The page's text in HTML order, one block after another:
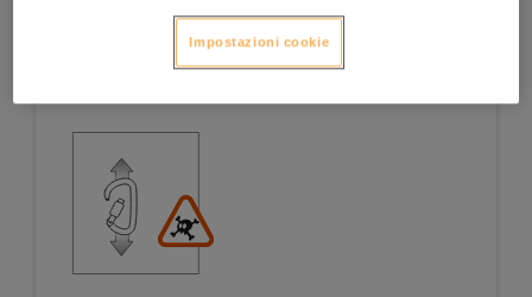
1. APERTURA DELLA LEVA, LAVORO CON LEVA
Impostazioni cookie